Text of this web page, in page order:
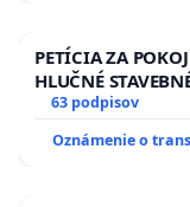
PETÍCIA ZA
HLUČNÉ
13.00 HOD., CEZ
HOD. A
ĎUMBIERSKEJ/
63 podpisov
Oznámenie o